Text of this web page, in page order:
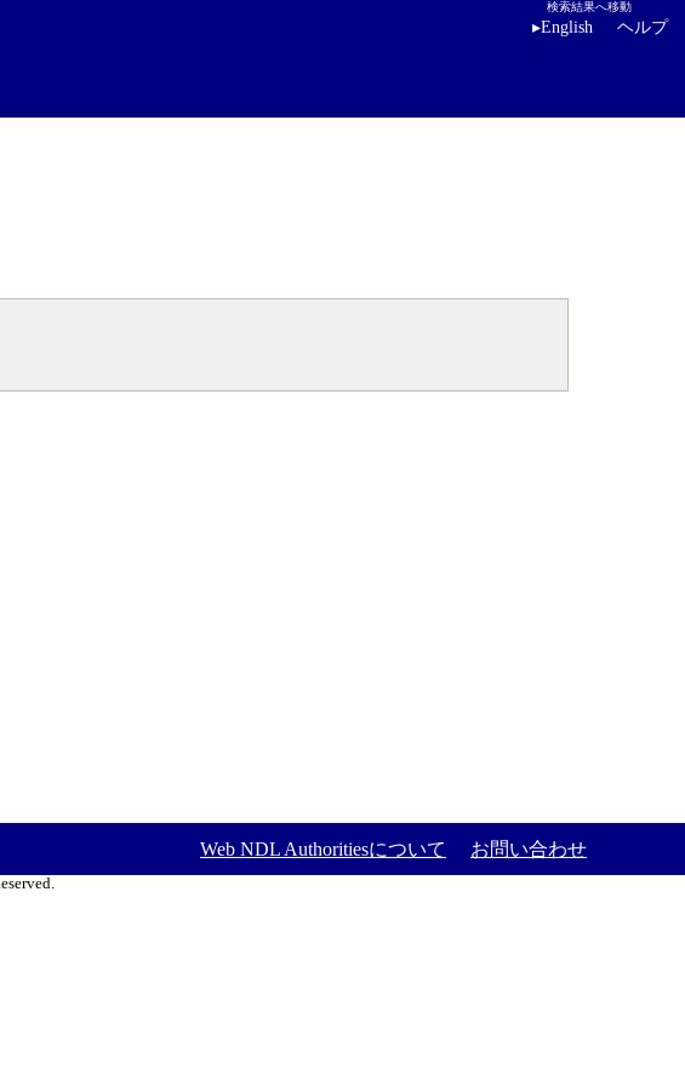
検索結果へ移動
▸English ヘルプ
Web NDL Authoritiesについて お問い合わせ